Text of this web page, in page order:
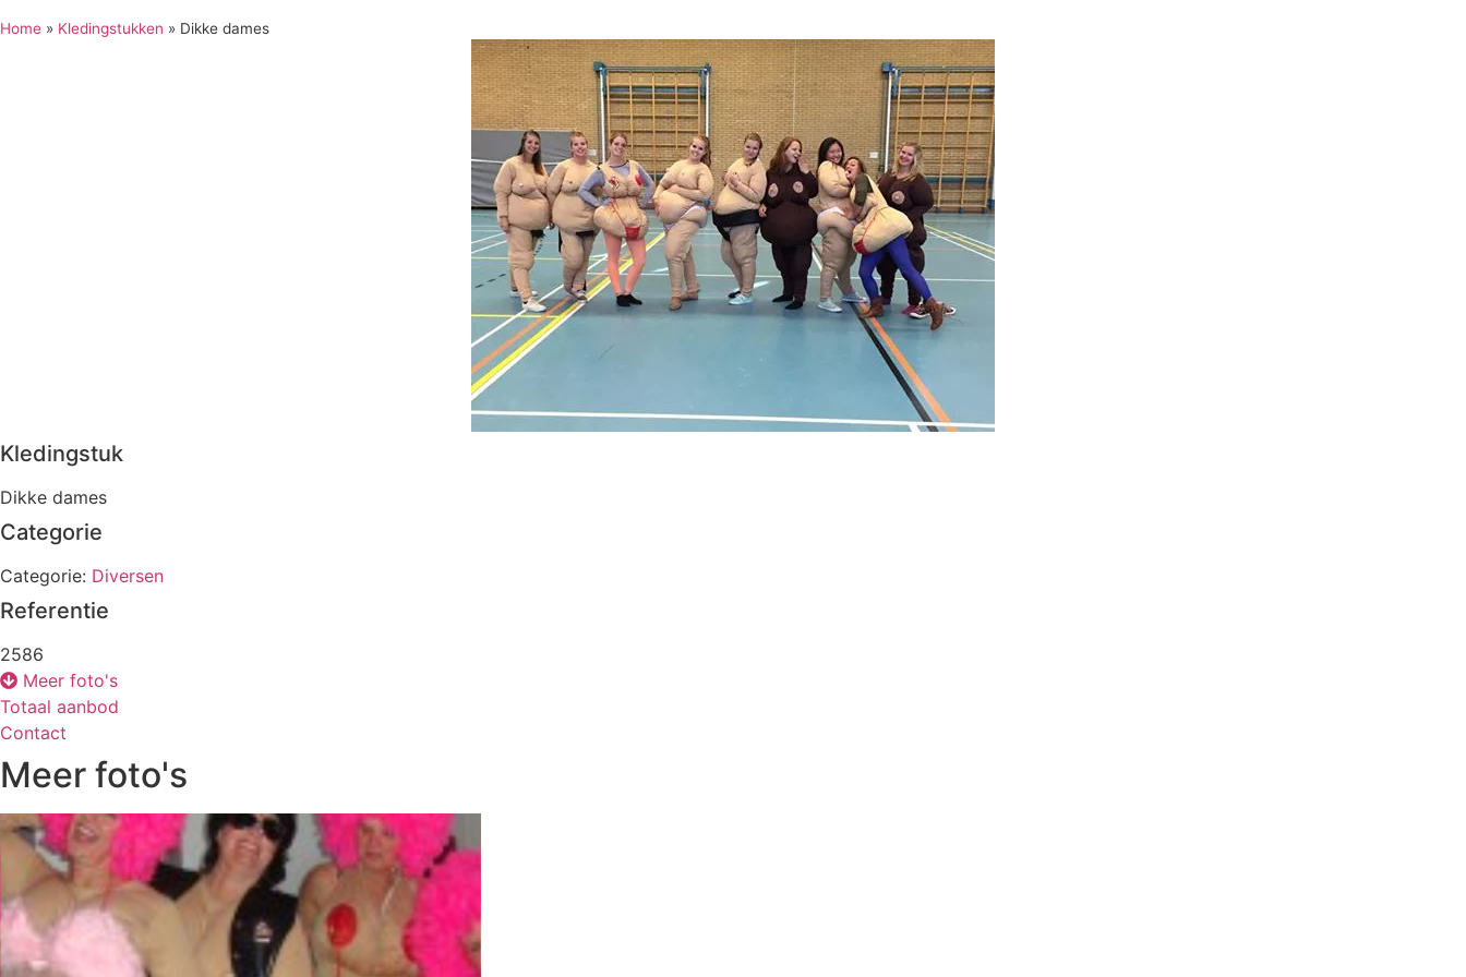
Home » Kledingstukken » Dikke dames
Kledingstuk
Dikke dames
Categorie
Categorie: Diversen
Referentie
2586
Meer foto's
Totaal aanbod
Contact
Meer foto's